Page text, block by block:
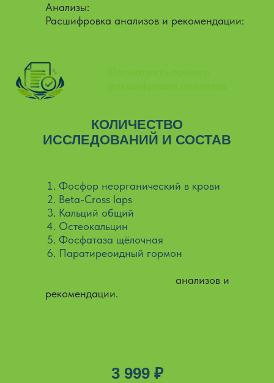
Анализы:
Расшифровка анализов и рекомендации:
Фосфор неорганический в крови
Beta-Cross laps
Кальций общий
Остеокальцин
Фосфатаза щёлочная
Паратиреоидный гормон
анализов и
рекомендации.
КОЛИЧЕСТВО
ИССЛЕДОВАНИЙ И СОСТАВ
3 999 ₽